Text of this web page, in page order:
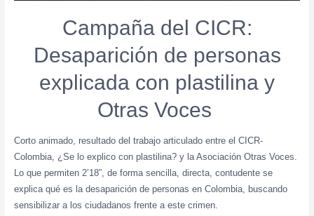
Campaña del CICR:
Desaparición de personas
explicada con plastilina y
Otras Voces ​
Corto animado, resultado del trabajo articulado entre el CICR-
Colombia, ¿Se lo explico con plastilina? y la Asociación Otras Voces.
Lo que permiten 2’18”, de forma sencilla, directa, contudente se
explica qué es la desaparición de personas en Colombia, buscando
sensibilizar a los ciudadanos frente a este crimen.